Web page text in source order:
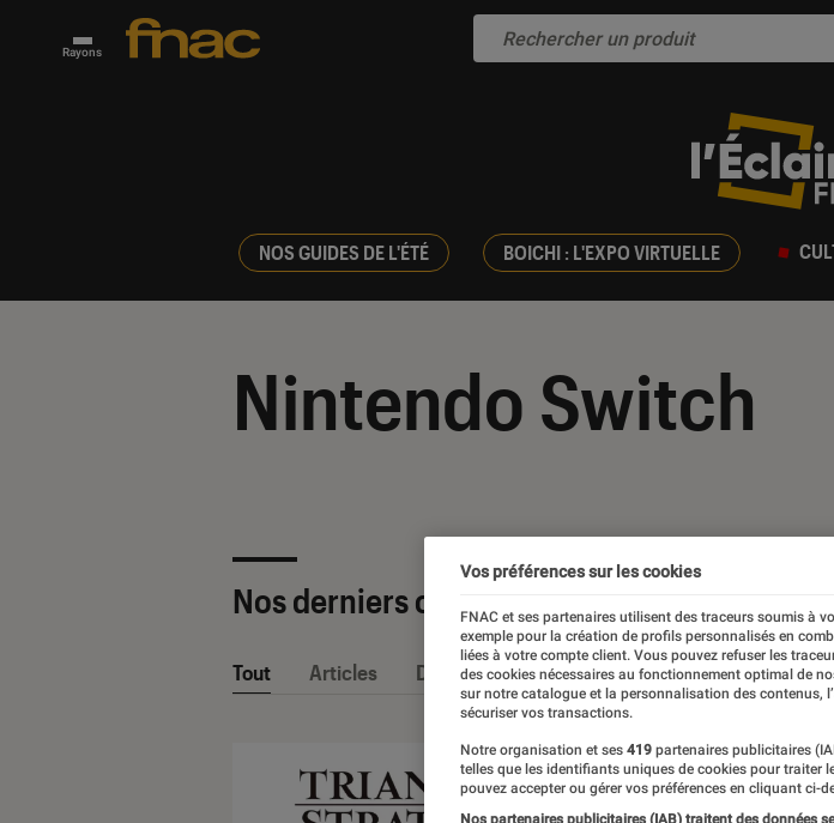
Rayons
NOS GUIDES DE L'ÉTÉ BOICHI : L'EXPO VIRTUELLE
Nintendo Switch
Nos derniers contenus
Tout Articles Dossiers Sélections et guides Tests
Vos préférences sur les cookies
FNAC et ses partenaires utilisent des traceurs soumis à
exemple pour la création de profils personnalisés en
liées à votre compte client. Vous pouvez refuser les
des cookies nécessaires au fonctionnement optimal de
sur notre catalogue et la personnalisation des contenus,
sécuriser vos transactions.
Notre organisation et ses 419 partenaires publicitaires
telles que les identifiants uniques de cookies pour traiter
pouvez accepter ou gérer vos préférences en cliquant ci-
Nos partenaires publicitaires (IAB) traitent des données